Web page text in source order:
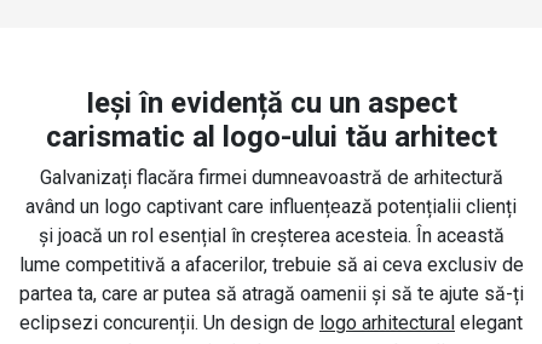
Ieși în evidență cu un aspect
carismatic al logo-ului tău arhitect
Galvanizați flacăra firmei dumneavoastră de arhitectură
având un logo captivant care influențează potențialii clienți
și joacă un rol esențial în creșterea acesteia. În această
lume competitivă a afacerilor, trebuie să ai ceva exclusiv de
partea ta, care ar putea să atragă oamenii și să te ajute să-ți
eclipsezi concurenții. Un design de logo arhitectural elegant